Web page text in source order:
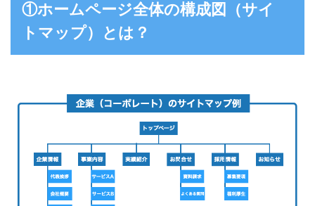
①ホームページ全体の構成図（サイ
トマップ）とは？